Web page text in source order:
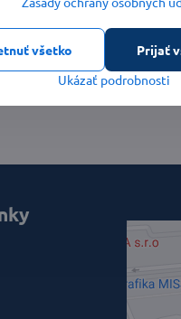
Ukázať podrobnosti
Prijať
všetko